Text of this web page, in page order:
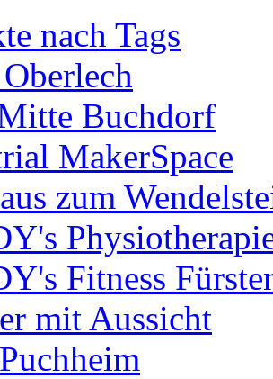
nach Tags
Buchdorf
MakerSpace
zum
Fitness
mit Aussicht